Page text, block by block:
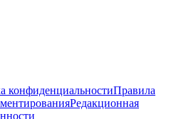
конфиденциальностиПравила
Редакционная